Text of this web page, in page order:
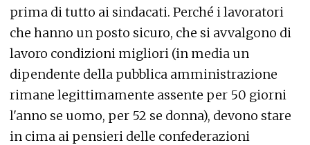
prima di tutto ai sindacati. Perché i lavoratori
che hanno un posto sicuro, che si avvalgono di
lavoro condizioni migliori (in media un
dipendente della pubblica amministrazione
rimane legittimamente assente per 50 giorni
l'anno se uomo, per 52 se donna), devono stare
in cima ai pensieri delle confederazioni